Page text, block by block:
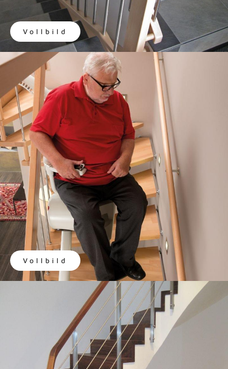
Vollbild
Vollbild